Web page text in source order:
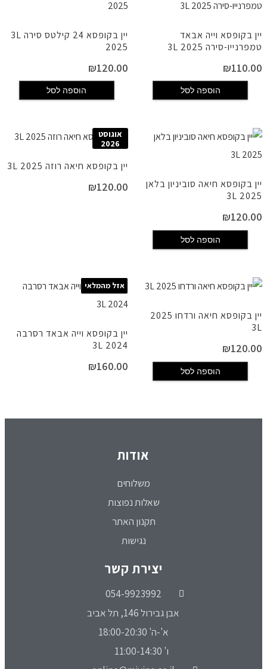
יין בקופסא וייה אבאד
טמפרנייו-סירה 2025 3L
₪110.00
הוספה לסל
יין בקופסא 24 קילטס סירה 3L
2025
₪120.00
הוספה לסל
יין בקופסא חיאה סוביניון בלאן
2025 3L
₪120.00
הוספה לסל
יין בקופסא חיאה רוזה 2025 3L
₪120.00
אוגוסט
2026
יין בקופסא חיאה ורדחו 2025
3L
₪120.00
הוספה לסל
יין בקופסא וייה אבאד רסרבה
2024 3L
₪160.00
אזל מהמלאי
אודות
משלוחים
שאלות נפוצות
תקנון האתר
נגישות
יצירת קשר
054-9923992
אבן גבירול 146, תל אביב
א'-ה' 18:00-20:30
ו' 11:00-14:30